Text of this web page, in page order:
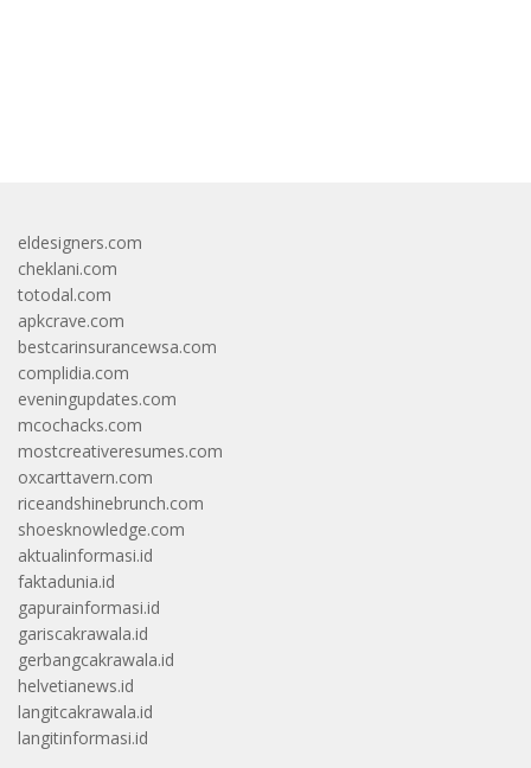
eldesigners.com
cheklani.com
totodal.com
apkcrave.com
bestcarinsurancewsa.com
complidia.com
eveningupdates.com
mcochacks.com
mostcreativeresumes.com
oxcarttavern.com
riceandshinebrunch.com
shoesknowledge.com
aktualinformasi.id
faktadunia.id
gapurainformasi.id
gariscakrawala.id
gerbangcakrawala.id
helvetianews.id
langitcakrawala.id
langitinformasi.id